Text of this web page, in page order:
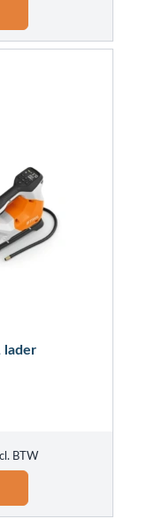
lader
BTW